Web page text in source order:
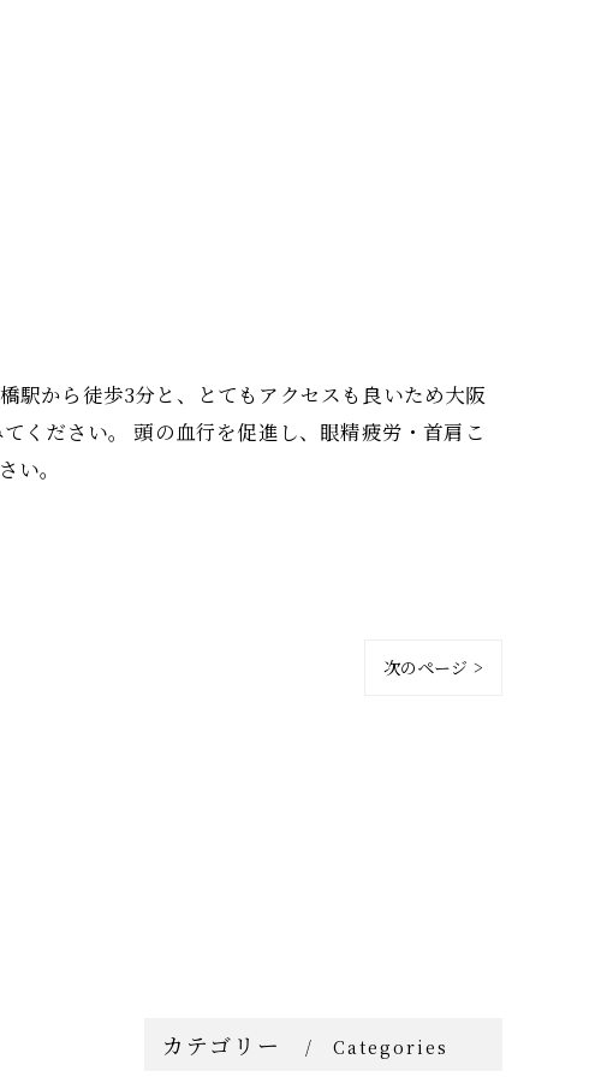
駅から徒歩3分と、とてもアクセスも良いため大阪
ください。 頭の血行を促進し、眼精疲労・首肩こ
。
次のページ >
カテゴリー Categories